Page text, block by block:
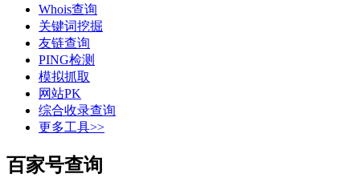
Whois查询
关键词挖掘
友链查询
PING检测
模拟抓取
网站PK
综合收录查询
更多工具>>
百家号查询